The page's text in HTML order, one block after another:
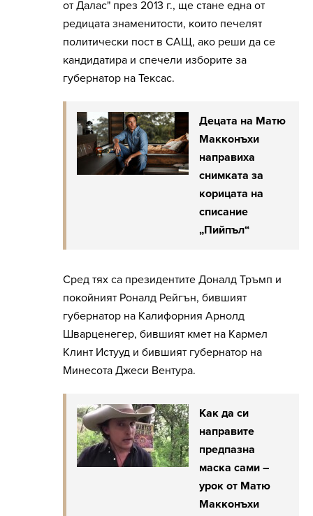
от Далас" през 2013 г., ще стане една от
редицата знаменитости, които печелят
политически пост в САЩ, ако реши да се
кандидатира и спечели изборите за
губернатор на Тексас.
Децата на Матю
Макконъхи
направиха
снимката за
корицата на
списание
„Пийпъл“
Сред тях са президентите Доналд Тръмп и
покойният Роналд Рейгън, бившият
губернатор на Калифорния Арнолд
Шварценегер, бившият кмет на Кармел
Клинт Истууд и бившият губернатор на
Минесота Джеси Вентура.
Как да си
направите
предпазна
маска сами –
урок от Матю
Макконъхи